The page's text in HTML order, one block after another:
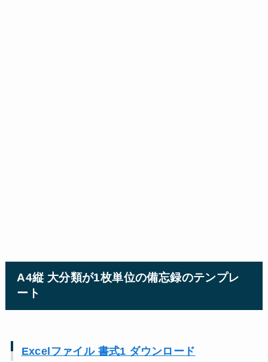
A4縦 大分類が1枚単位の備忘録のテンプレ
ート
Excelファイル 書式1 ダウンロード